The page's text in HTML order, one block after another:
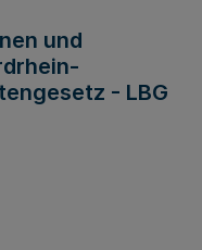
und
- LBG